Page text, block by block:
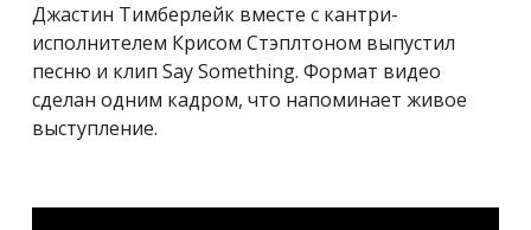
Джастин Тимберлейк вместе с кантри-
исполнителем Крисом Стэплтоном выпустил
песню и клип Say Something. Формат видео
сделан одним кадром, что напоминает живое
выступление.